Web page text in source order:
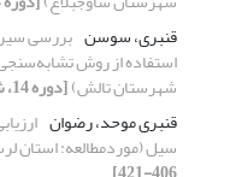
قنبری، سوسن بررسی سیر
استفاده از روش
شهرستان تالش)[دوره 14، شماره 1، 1402، صفحه 152-171]
قنبری موحد، رضوان
سیل (موردمطالعه: استان